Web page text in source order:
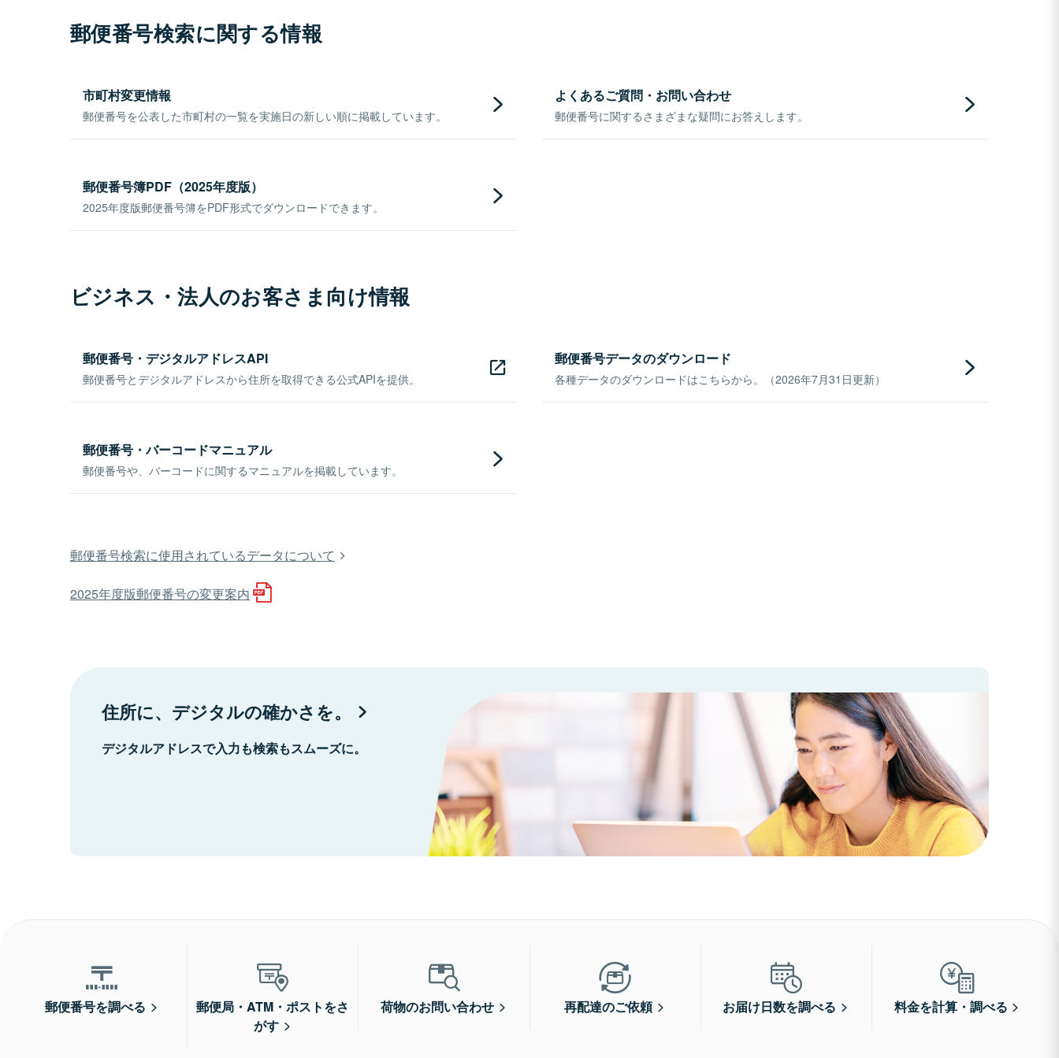
郵便番号検索に関する情報
市町村変更情報
郵便番号を公表した市町村の一覧を実施日の新しい順に掲載しています。
よくあるご質問・お問い合わせ
郵便番号に関するさまざまな疑問にお答えします。
郵便番号簿PDF（2025年度版）
2025年度版郵便番号簿をPDF形式でダウンロードできます。
ビジネス・法人のお客さま向け情報
郵便番号・デジタルアドレスAPI
郵便番号とデジタルアドレスから住所を取得できる公式APIを提供。
郵便番号データのダウンロード
各種データのダウンロードはこちらから。（2026年7月31日更新）
郵便番号・バーコードマニュアル
郵便番号や、バーコードに関するマニュアルを掲載しています。
郵便番号検索に使用されているデータについて
2025年度版郵便番号の変更案内
住所に、デジタルの確かさを。
デジタルアドレスで入力も検索もスムーズに。
郵便番号を調べる
郵便局・ATM・ポストをさ
がす
荷物のお問い合わせ 再配達のご依頼 お届け日数を調べる 料金を計算・調べる